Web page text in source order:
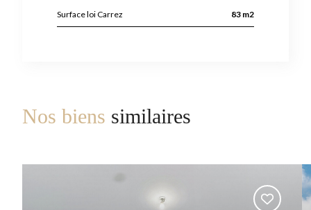
Surface loi Carrez 83 m2
Nos biens similaires